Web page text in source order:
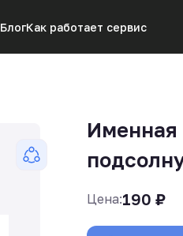
БлогКак работает сервис
Именная
Цена:190 ₽